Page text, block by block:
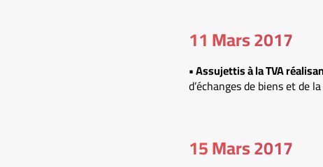
11 Mars 2017
• Assujettis à la TVA
d’échanges de biens et de
15 Mars 2017